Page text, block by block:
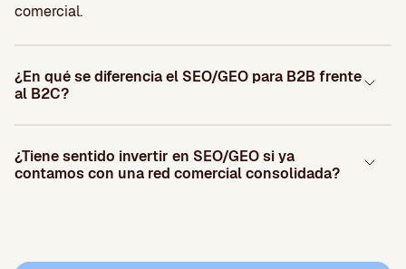
comercial.
¿En qué se diferencia el SEO/GEO para B2B frente
al B2C?
¿Tiene sentido invertir en SEO/GEO si ya
contamos con una red comercial consolidada?